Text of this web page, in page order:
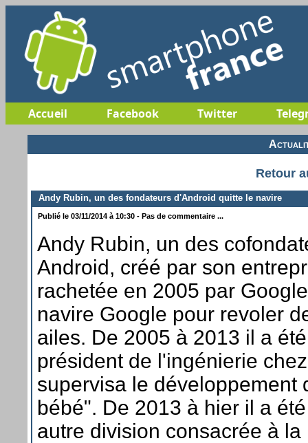
Accueil Facebook Twitter
Retour
Andy Rubin, un des fondateurs d'Android quitte le navire
Publié le 03/11/2014 à 10:30 - Pas de commentaire ...
Andy Rubin, un des
Android, créé par son
rachetée en 2005 par
navire Google pour revoler
ailes. De 2005 à 2013 il a
président de l'ingénierie
supervisa le développement
bébé". De 2013 à hier il a
autre division consacrée à la